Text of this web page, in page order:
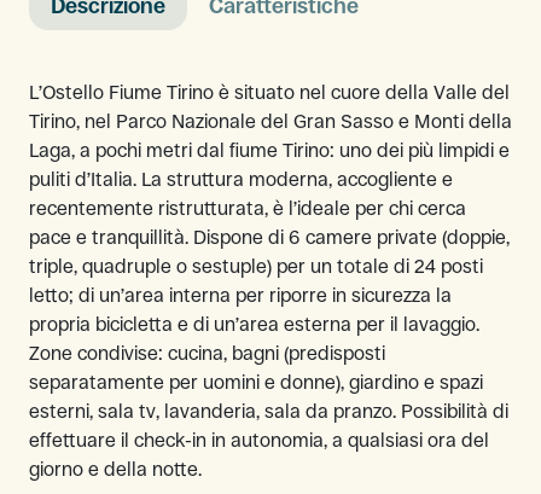
Descrizione Caratteristiche
L’Ostello Fiume Tirino è situato nel cuore della Valle del
Tirino, nel Parco Nazionale del Gran Sasso e Monti della
Laga, a pochi metri dal fiume Tirino: uno dei più limpidi e
puliti d’Italia. La struttura moderna, accogliente e
recentemente ristrutturata, è l’ideale per chi cerca
pace e tranquillità. Dispone di 6 camere private (doppie,
triple, quadruple o sestuple) per un totale di 24 posti
letto; di un’area interna per riporre in sicurezza la
propria bicicletta e di un’area esterna per il lavaggio.
Zone condivise: cucina, bagni (predisposti
separatamente per uomini e donne), giardino e spazi
esterni, sala tv, lavanderia, sala da pranzo. Possibilità di
effettuare il check-in in autonomia, a qualsiasi ora del
giorno e della notte.